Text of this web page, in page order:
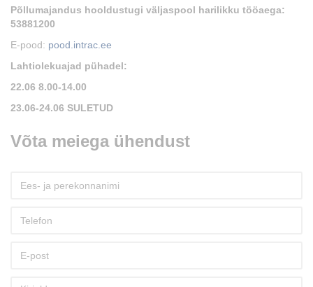
Põllumajandus hooldustugi väljaspool harilikku tööaega:
53881200
E-pood: pood.intrac.ee
Lahtiolekuajad pühadel:
22.06 8.00-14.00
23.06-24.06 SULETUD
Võta meiega ühendust